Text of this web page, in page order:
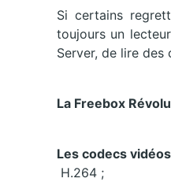
Si certains
toujours un
Server, de lire
La Freebox
Les codecs
H.264 ;